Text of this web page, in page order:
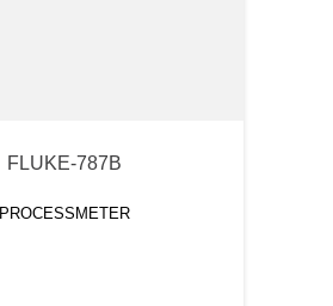
FLUKE-787B
PROCESSMETER